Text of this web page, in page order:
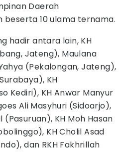
Daerah
10 ulama ternama.
hadir antara lain, KH
Jateng), Maulana
(Pekalongan, Jateng),
KH
Kediri), KH Anwar Manyur
Ali Masyhuri (Sidoarjo),
(Pasuruan), KH Moh Hasan
KH Cholil Asad
dan RKH Fakhrillah